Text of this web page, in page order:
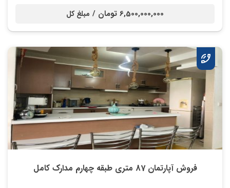
6,500,000,000 تومان / مبلغ کل
فروش آپارتمان 87 متری طبقه چهارم مدارک کامل